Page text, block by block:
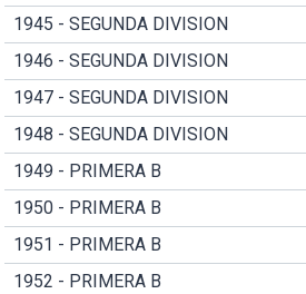
1945 - SEGUNDA DIVISION
1946 - SEGUNDA DIVISION
1947 - SEGUNDA DIVISION
1948 - SEGUNDA DIVISION
1949 - PRIMERA B
1950 - PRIMERA B
1951 - PRIMERA B
1952 - PRIMERA B